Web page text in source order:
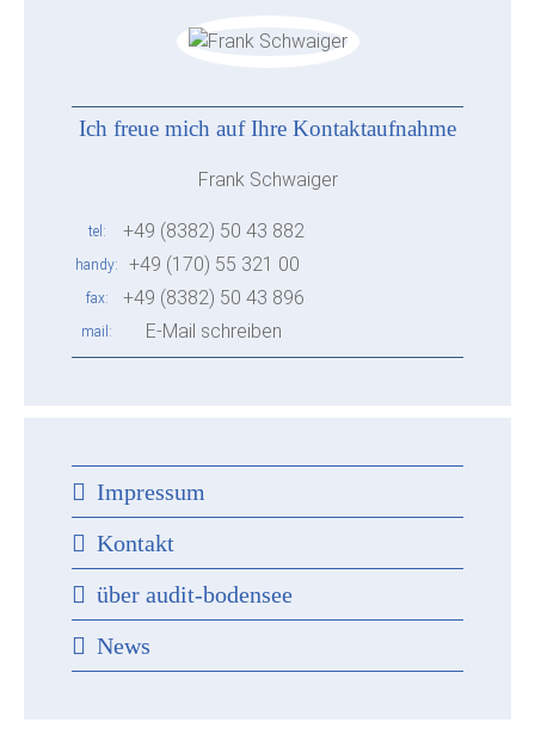
Ich freue mich auf Ihre Kontaktaufnahme
Frank Schwaiger
tel +49 (8382) 50 43 882
handy +49 (170) 55 321 00
fax +49 (8382) 50 43 896
mail E-Mail schreiben
Impressum
Kontakt
über audit-bodensee
News